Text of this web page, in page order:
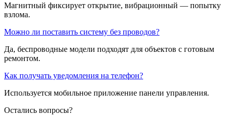
Магнитный фиксирует открытие, вибрационный — попытку
взлома.
Можно ли поставить систему без проводов?
Да, беспроводные модели подходят для объектов с готовым
ремонтом.
Как получать уведомления на телефон?
Используется мобильное приложение панели управления.
Остались вопросы?